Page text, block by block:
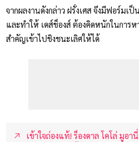
จากผลงานดังกล่าว ฝรั่งเศส จึงมีฟอร์มเ
และทำให้ เดส์ช็องส์ ต้องคิดหนักในการ
สำคัญเข้าไปชิงชนะเลิศให้ได้
เข้าใจถ่องแท้! ร็องดาล โคโล่ มูอ